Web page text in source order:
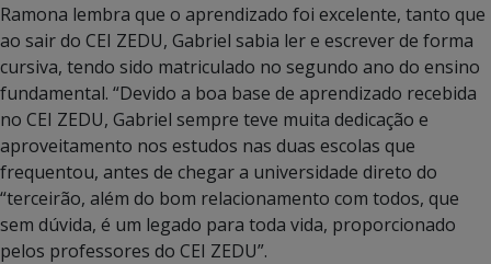
Ramona lembra que o aprendizado foi excelente, tanto que
ao sair do CEI ZEDU, Gabriel sabia ler e escrever de forma
cursiva, tendo sido matriculado no segundo ano do ensino
fundamental. “Devido a boa base de aprendizado recebida
no CEI ZEDU, Gabriel sempre teve muita dedicação e
aproveitamento nos estudos nas duas escolas que
frequentou, antes de chegar a universidade direto do
“terceirão, além do bom relacionamento com todos, que
sem dúvida, é um legado para toda vida, proporcionado
pelos professores do CEI ZEDU”.